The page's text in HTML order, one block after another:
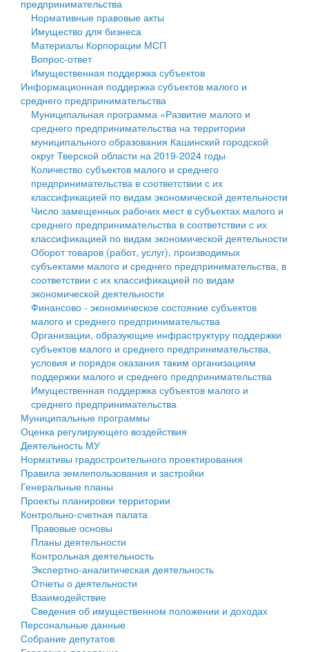
Государственные услуги
Промышленность и АПК
Экономика и бизнес
...
Символика
Устав
Гостям округа
Туризм
Культура
Образование
Здравоохранение
Социальная защита
Фотоальбом
муниципального округа Тверской области
Администрация Кашинского муниципального округа
Тверской области
Управление сельскими территориями
Открытые данные
Работа с обращениями граждан
Муниципальный контроль
Муниципальные услуги
Проекты административных регламентов
Антимонопольный комплаенс
Противодействие коррупции
Финансовое управление
Бюджет для граждан
Имущество
Выявление правообладателей ранее учтенных
объектов недвижимости
Имущественная поддержка субъектов малого и
среднего предпринимательства
Информационная поддержка субъектов малого и
среднего предпринимательства
Муниципальные программы
Контрольно-счетная палата
Персональные данные
Оценка регулирующего воздействия
Деятельность МУ
Нормативы градостроительного проектирования
Правила землепользования и застройки
Генеральные планы
Проекты планировки территории
Собрание депутатов
Городское поселение
Сельские поселения
предпринимательства
Нормативные правовые акты
Имущество для бизнеса
Материалы Корпорации МСП
Вопрос-ответ
Имущественная поддержка субъектов
Информационная поддержка субъектов малого и
среднего предпринимательства
Муниципальная программа «Развитие малого и
среднего предпринимательства на территории
муниципального образования Кашинский городской
округ Тверской области на 2019-2024 годы
Количество субъектов малого и среднего
предпринимательства в соответствии с их
классификацией по видам экономической деятельности
Число замещенных рабочих мест в субъектах малого и
среднего предпринимательства в соответствии с их
классификацией по видам экономической деятельности
Оборот товаров (работ, услуг), производимых
субъектами малого и среднего предпринимательства, в
соответствии с их классификацией по видам
экономической деятельности
Финансово - экономическое состояние субъектов
малого и среднего предпринимательства
Организации, образующие инфраструктуру поддержки
субъектов малого и среднего предпринимательства,
условия и порядок оказания таким организациям
поддержки малого и среднего предпринимательства
Имущественная поддержка субъектов малого и
среднего предпринимательства
Муниципальные программы
Оценка регулирующего воздействия
Деятельность МУ
Нормативы градостроительного проектирования
Правила землепользования и застройки
Генеральные планы
Проекты планировки территории
Контрольно-счетная палата
Правовые основы
Планы деятельности
Контрольная деятельность
Экспертно-аналитическая деятельность
Отчеты о деятельности
Взаимодействие
Сведения об имущественном положении и доходах
Персональные данные
Собрание депутатов